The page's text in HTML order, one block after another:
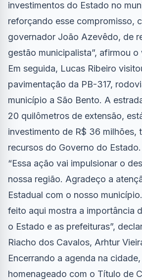
investimentos do Estado no
reforçando esse compromisso,
governador João Azevêdo, de
gestão municipalista”, afirmou
Em seguida, Lucas Ribeiro
pavimentação da PB-317,
município a São Bento. A
20 quilômetros de extensão,
investimento de R$ 36 milhões,
recursos do Governo do Estado.
“Essa ação vai impulsionar o
nossa região. Agradeço a
Estadual com o nosso
feito aqui mostra a importância
o Estado e as prefeituras”,
Riacho dos Cavalos, Arhtur
Encerrando a agenda na
homenageado com o Título de